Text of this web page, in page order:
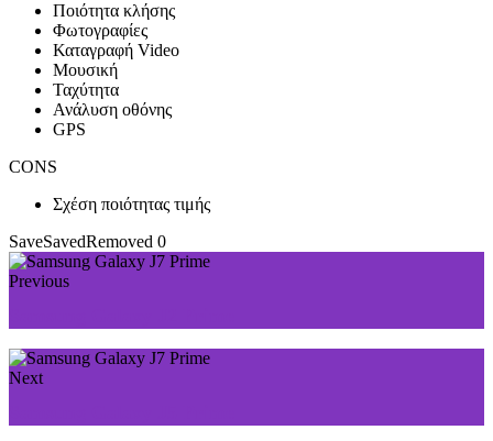
Ποιότητα κλήσης
Φωτογραφίες
Καταγραφή Video
Μουσική
Ταχύτητα
Ανάλυση οθόνης
GPS
CONS
Σχέση ποιότητας τιμής
SaveSavedRemoved 0
Previous
Next